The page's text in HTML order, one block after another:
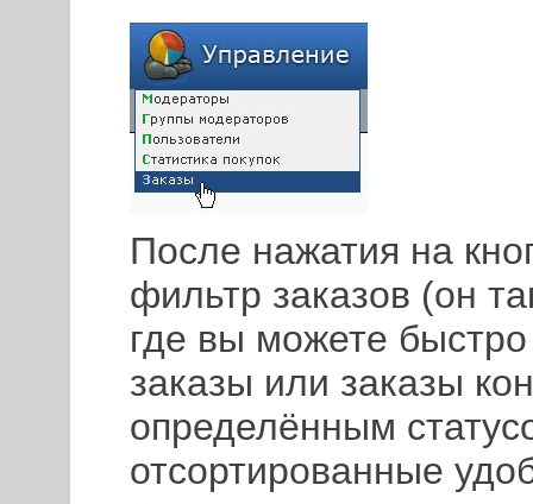
После нажатия на
фильтр заказов (он
где вы можете
заказы или заказы
определённым
отсортированные